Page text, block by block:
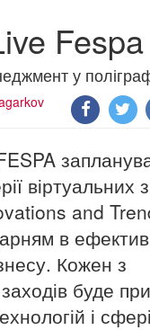
у
віртуальних
and
в
Кожен з
буде
і